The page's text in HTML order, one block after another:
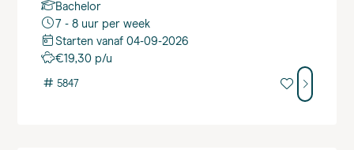
Bachelor
7 - 8 uur per week
Starten vanaf 04-09-2026
€19,30 p/u
# 5847